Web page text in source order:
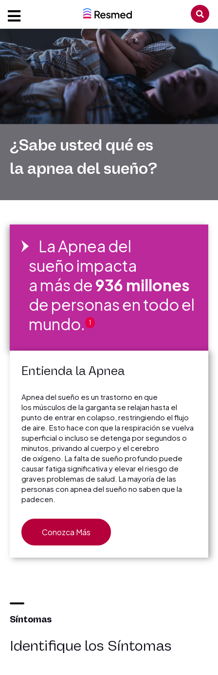
¿Sabe usted qué es
la apnea del sueño?
La Apnea del
sueño impacta
a más de 936 millones
de personas en todo el
mundo. 1
Entienda la Apnea
Apnea del sueño es un trastorno en que
los músculos de la garganta se relajan hasta el
punto de entrar en colapso, restringiendo el flujo
de aire. Esto hace con que la respiración se vuelva
superficial o incluso se detenga por segundos o
minutos, privando al cuerpo y el cerebro
de oxígeno. La falta de sueño profundo puede
causar fatiga significativa y elevar el riesgo de
graves problemas de salud. La mayoría de las
personas con apnea del sueño no saben que la
padecen.
Conozca Más
Síntomas
Identifique los Síntomas